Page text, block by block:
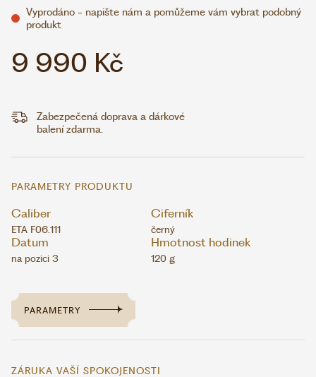
Vyprodáno - napište nám a pomůžeme vám vybrat podobný
produkt
9 990 Kč
Zabezpečená doprava a dárkové
balení zdarma.
PARAMETRY PRODUKTU
Caliber
ETA F06.111
Ciferník
černý
Datum
na pozici 3
Hmotnost hodinek
120 g
PARAMETRY
ZÁRUKA VAŠÍ SPOKOJENOSTI